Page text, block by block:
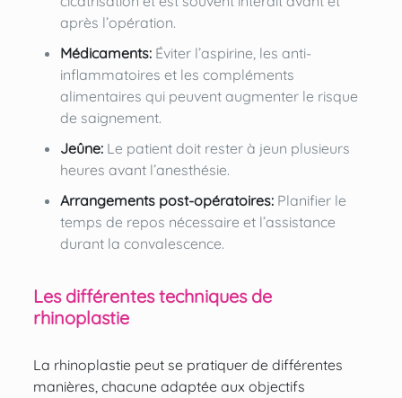
après l’opération.
Médicaments:Éviter l’aspirine, les anti-
inflammatoires et les compléments
alimentaires qui peuvent augmenter le risque
de saignement.
Jeûne:Le patient doit rester à jeun plusieurs
heures avant l’anesthésie.
Arrangements post-opératoires:Planifier le
temps de repos nécessaire et l’assistance
durant la convalescence.
Les différentes techniques de
rhinoplastie
La rhinoplastie peut se pratiquer de différentes
manières, chacune adaptée aux objectifs